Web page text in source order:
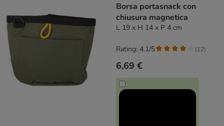
Borsa portasnack con
chiusura magnetica
L 19 x H 14 x P 4 cm
6,69 €
Rating: 4.1/5 (12)